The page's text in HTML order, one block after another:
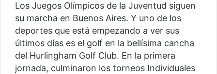
Los Juegos Olímpicos de la Juventud siguen
su marcha en Buenos Aires. Y uno de los
deportes que está empezando a ver sus
últimos días es el golf en la bellísima cancha
del Hurlingham Golf Club. En la primera
jornada, culminaron los torneos Individuales